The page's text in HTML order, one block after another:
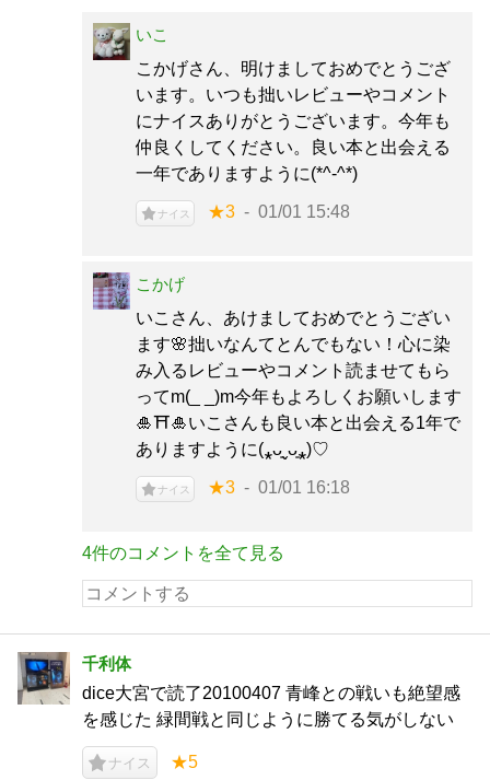
いこ
こかげさん、明けましておめでとうござ
います。いつも拙いレビューやコメント
にナイスありがとうございます。今年も
仲良くしてください。良い本と出会える
一年でありますように(*^-^*)
ナイス ★3 01/01 15:48
こかげ
いこさん、あけましておめでとうござい
ます🌸拙いなんてとんでもない！心に染
み入るレビューやコメント読ませてもら
ってm(_ _)m今年もよろしくお願いします
🎍⛩🎍いこさんも良い本と出会える1年で
ありますように(⁎ᴗ͈ˬᴗ͈⁎)♡
ナイス ★3 01/01 16:18
4件のコメントを全て見る
千利体
dice大宮で読了20100407 青峰との戦いも絶望感
を感じた 緑間戦と同じように勝てる気がしない
ナイス ★5